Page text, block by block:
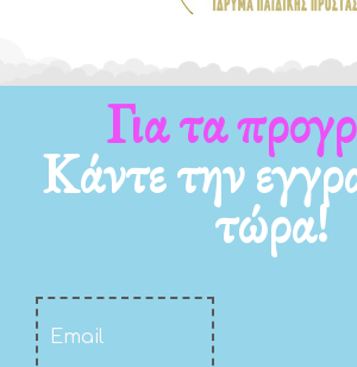
Για τα
Κάντε την
τώρα!